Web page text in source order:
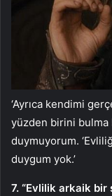
‘Ayrıca kendimi
yüzden birini
duymuyorum.
duygum yok.’
7. “Evlilik arkaik bir